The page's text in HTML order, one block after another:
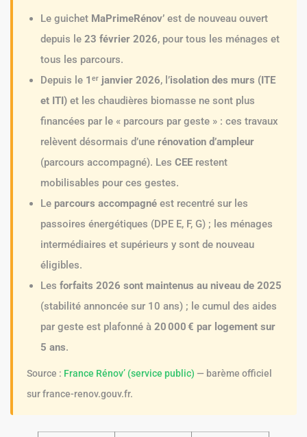
Le guichet MaPrimeRénov’ est de nouveau ouvert
depuis le 23 février 2026, pour tous les ménages et
tous les parcours.
Depuis le 1ᵉʳ janvier 2026, l’isolation des murs (ITE
et ITI) et les chaudières biomasse ne sont plus
financées par le « parcours par geste » : ces travaux
relèvent désormais d’une rénovation d’ampleur
(parcours accompagné). Les CEE restent
mobilisables pour ces gestes.
Le parcours accompagné est recentré sur les
passoires énergétiques (DPE E, F, G) ; les ménages
intermédiaires et supérieurs y sont de nouveau
éligibles.
Les forfaits 2026 sont maintenus au niveau de 2025
(stabilité annoncée sur 10 ans) ; le cumul des aides
par geste est plafonné à 20 000 € par logement sur
5 ans.
Source : France Rénov’ (service public) — barème officiel
sur france-renov.gouv.fr.